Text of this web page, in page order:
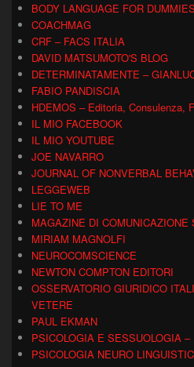
BODY LANGUAGE FOR DUMMIES
COACHMAG
CRF – FACS ITALIA
DAVID MATSUMOTO'S BLOG
DETERMINATAMENTE –
FABIO PANDISCIA
HDEMOS – Editoria, Consulenza,
IL MIO FACEBOOK
IL MIO YOUTUBE
JOE NAVARRO
JOURNAL OF NONVERBAL
LEGGEWEB
LIE TO ME
MAGAZINE DI COMUNICAZIONE
MIRIAM MAGNOLFI
NEUROCOMSCIENCE
NEWTON COMPTON EDITORI
OSSERVATORIO GIURIDICO
VETERE
PAUL EKMAN
PSICOLOGIA E SESSUOLOGIA
PSICOLOGIA NEURO